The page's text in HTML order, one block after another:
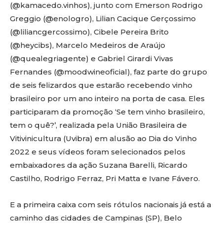
(@kamacedo.vinhos), junto com Emerson Rodrigo
Greggio (@enologro), Lilian Cacique Gerçossimo
(@liliancgercossimo), Cibele Pereira Brito
(@heycibs), Marcelo Medeiros de Araújo
(@quealegriagente) e Gabriel Girardi Vivas
Fernandes (@moodwineoficial), faz parte do grupo
de seis felizardos que estarão recebendo vinho
brasileiro por um ano inteiro na porta de casa. Eles
participaram da promoção ‘Se tem vinho brasileiro,
tem o quê?’, realizada pela União Brasileira de
Vitivinicultura (Uvibra) em alusão ao Dia do Vinho
2022 e seus vídeos foram selecionados pelos
embaixadores da ação Suzana Barelli, Ricardo
Castilho, Rodrigo Ferraz, Pri Matta e Ivane Fávero.
E a primeira caixa com seis rótulos nacionais já está a
caminho das cidades de Campinas (SP), Belo